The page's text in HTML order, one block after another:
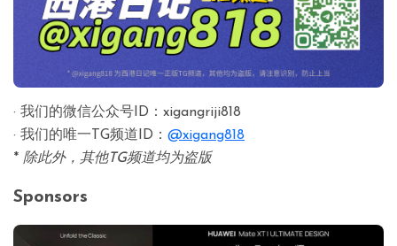
· 我们的微信公众号ID：xigangriji818
· 我们的唯一TG频道ID： @xigang818
* 除此外，其他TG频道均为盗版
Sponsors